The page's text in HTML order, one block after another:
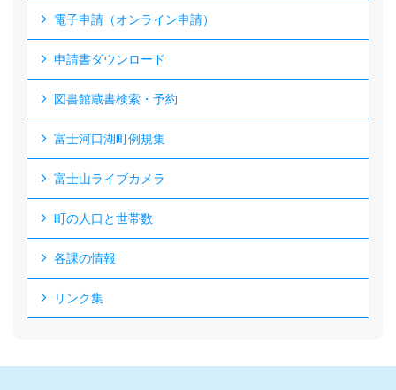
電子申請（オンライン申請）
申請書ダウンロード
図書館蔵書検索・予約
富士河口湖町例規集
富士山ライブカメラ
町の人口と世帯数
各課の情報
リンク集